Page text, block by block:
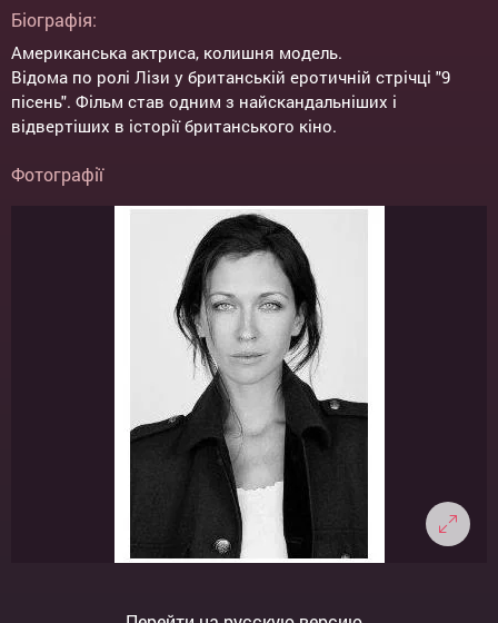
Біографія:
Американська актриса, колишня модель.
Відома по ролі Лізи у британській еротичній стрічці "9
пісень". Фільм став одним з найскандальніших і
відвертіших в історії британського кіно.
Фотографії